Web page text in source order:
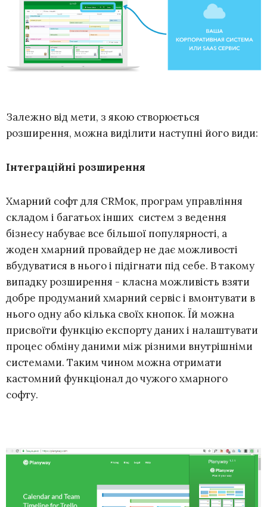
Залежно від мети, з якою створюється
розширення, можна виділити наступні його види:
Інтеграційні розширення
Хмарний софт для CRMок, програм управління
складом і багатьох інших систем з ведення
бізнесу набуває все більшої популярності, а
жоден хмарний провайдер не дає можливості
вбудуватися в нього і підігнати під себе. В такому
випадку розширення - класна можливість взяти
добре продуманий хмарний сервіс і вмонтувати в
нього одну або кілька своїх кнопок. Їй можна
присвоїти функцію експорту даних і налаштувати
процес обміну даними між різними внутрішніми
системами. Таким чином можна отримати
кастомний функціонал до чужого хмарного
софту.